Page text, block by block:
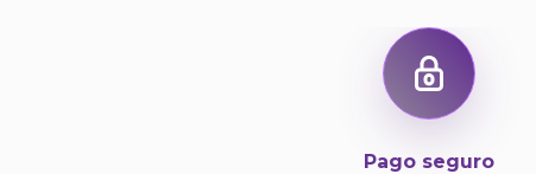
Pago seguro